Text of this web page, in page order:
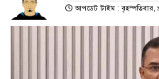
আপডেট টাইম : বৃহস্পতিবার,